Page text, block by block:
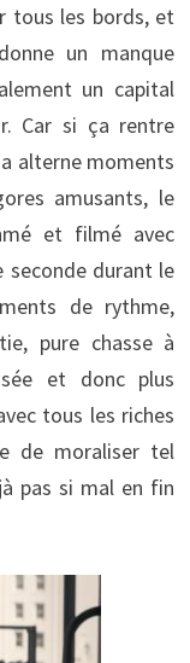
tous les bords, et
un manque
un capital
Car si ça rentre
alterne moments
amusants, le
et filmé avec
seconde durant le
de rythme,
pure chasse à
et donc plus
tous les riches
de moraliser tel
pas si mal en fin